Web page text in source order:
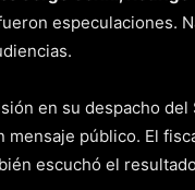
especulaciones.
en su despacho
público. El
escuchó el